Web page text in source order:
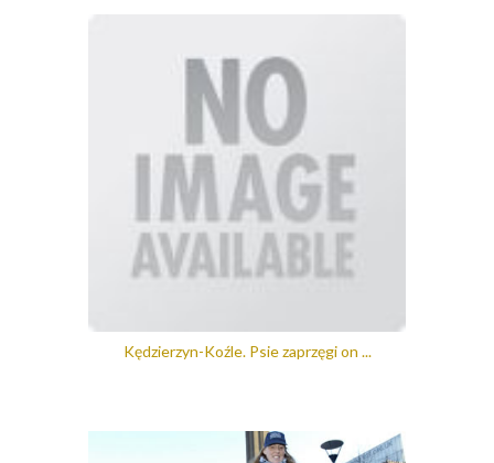
Kędzierzyn-Koźle. Psie zaprzęgi on ...